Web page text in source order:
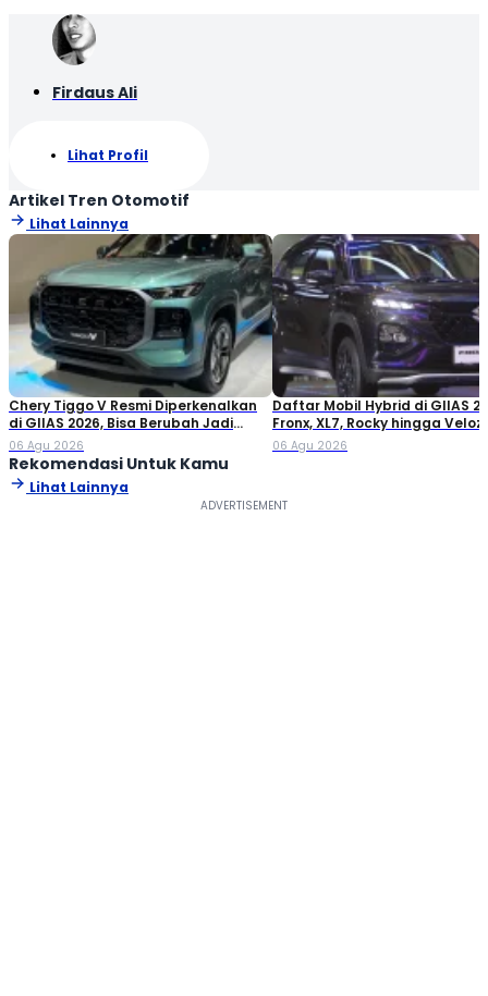
Firdaus Ali
Lihat Profil
Artikel Tren Otomotif
Lihat Lainnya
Chery Tiggo V Resmi Diperkenalkan
di GIIAS 2026, Bisa Berubah Jadi
Double Cabin
06 Agu 2026
Daftar Mobil Hybrid di GIIAS
Fronx, XL7, Rocky hingga Veloz!
06 Agu 2026
Rekomendasi Untuk Kamu
Lihat Lainnya